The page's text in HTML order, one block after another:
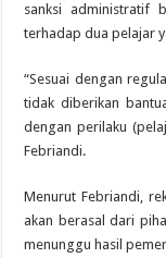
sanksi administratif
terhadap dua pelajar
“Sesuai dengan
tidak diberikan
dengan perilaku
Febriandi.
Menurut Febriandi,
akan berasal dari
menunggu hasil